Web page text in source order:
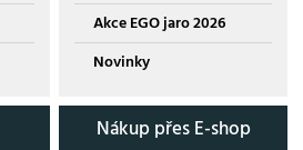
Akce EGO jaro 2026
Novinky
Nákup přes E-shop